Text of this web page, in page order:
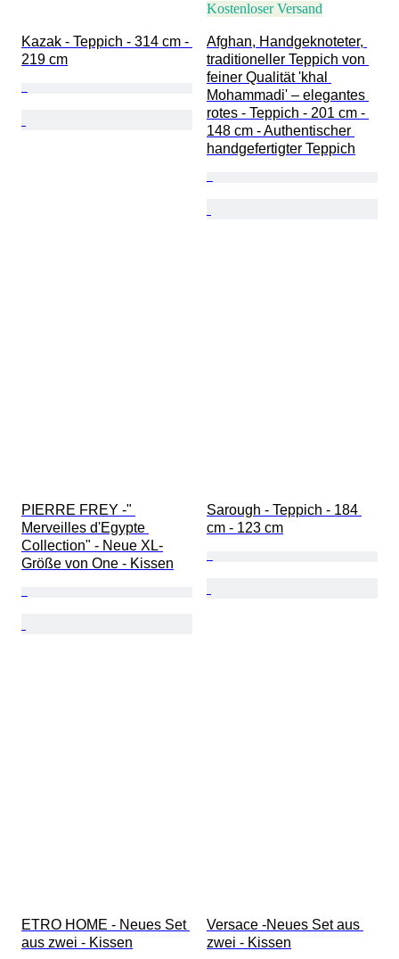
Kazak - Teppich - 314 cm -
219 cm
Kostenloser Versand
Afghan, Handgeknoteter,
traditioneller Teppich von
feiner Qualität 'khal
Mohammadi' – elegantes
rotes - Teppich - 201 cm -
148 cm - Authentischer
handgefertigter Teppich
PIERRE FREY -"
Merveilles d'Egypte
Collection" - Neue XL-
Größe von One - Kissen
Sarough - Teppich - 184
cm - 123 cm
ETRO HOME - Neues Set
aus zwei - Kissen
Versace -Neues Set aus
zwei - Kissen